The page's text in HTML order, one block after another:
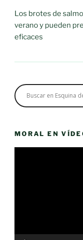
Los brotes de
verano y pueden
eficaces
MORAL EN